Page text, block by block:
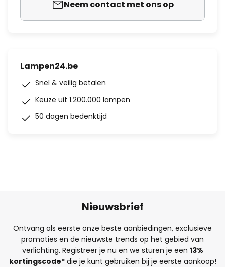
Neem contact met ons op
Lampen24.be
Snel & veilig betalen
Keuze uit 1.200.000 lampen
50 dagen bedenktijd
Nieuwsbrief
Ontvang als eerste onze beste aanbiedingen, exclusieve
promoties en de nieuwste trends op het gebied van
verlichting. Registreer je nu en we sturen je een 13%
kortingscode*die je kunt gebruiken bij je eerste aankoop!